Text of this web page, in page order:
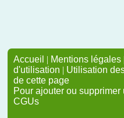
Accueil | Mentions légales
d'utilisation | Utilisation
de cette page
Pour ajouter ou
CGUs